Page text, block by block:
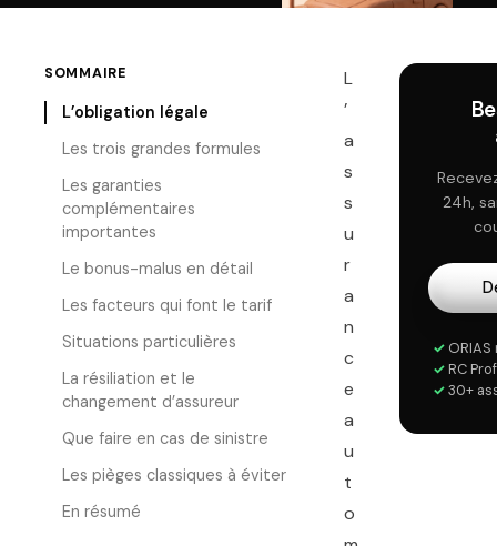
SOMMAIRE
L’obligation légale
Les trois grandes formules
Les garanties
complémentaires
importantes
Le bonus-malus en détail
Les facteurs qui font le tarif
Situations particulières
La résiliation et le
changement d’assureur
Que faire en cas de sinistre
Les pièges classiques à éviter
En résumé
L
’
a
s
s
u
r
a
n
c
e
a
u
t
o
24h,
✓
✓ RC
✓ 30+